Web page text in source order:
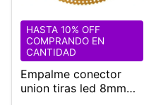
Empalme conector
union tiras led 8mm
HASTA 10% OFF
COMPRANDO EN
CANTIDAD